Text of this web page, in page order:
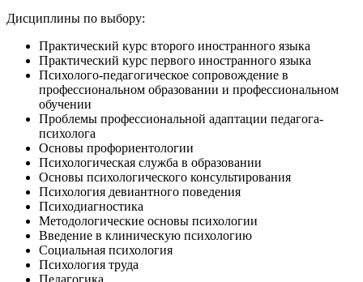
Дисциплины по выбору:
Практический курс второго иностранного языка
Практический курс первого иностранного языка
Психолого-педагогическое сопровождение в
профессиональном образовании и профессиональном
обучении
Проблемы профессиональной адаптации педагога-
психолога
Основы профориентологии
Психологическая служба в образовании
Основы психологического консультирования
Психология девиантного поведения
Психодиагностика
Методологические основы психологии
Введение в клиническую психологию
Социальная психология
Психология труда